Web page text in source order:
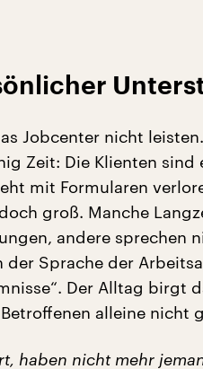
Jobcenter nicht
Zeit: Die Klienten sind
mit Formularen
groß. Manche
andere sprechen
der Sprache der
Der Alltag birgt
alleine nicht
haben nicht mehr